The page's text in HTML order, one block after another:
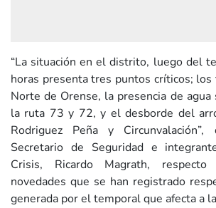
“La situación en el distrito, luego del
horas presenta tres puntos críticos;
Norte de Orense, la presencia de
la ruta 73 y 72, y el desborde del
Rodriguez Peña y
Secretario de Seguridad e
Crisis, Ricardo Magrath,
novedades que se han registrado
generada por el temporal que afecta a